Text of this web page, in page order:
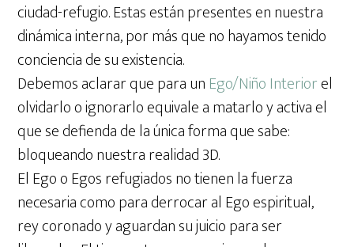
ciudad-refugio. Estas están presentes en nuestra
dinámica interna, por más que no hayamos tenido
conciencia de su existencia.
Debemos aclarar que para un Ego/Niño Interiorel
olvidarlo o ignorarlo equivale a matarlo y activa el
que se defienda de la única forma que sabe:
bloqueando nuestra realidad 3D.
El Ego o Egos refugiados no tienen la fuerza
necesaria como para derrocar al Ego espiritual,
rey coronado y aguardan su juicio para ser